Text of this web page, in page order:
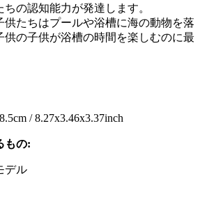
の認知能力が発達します。
供たちはプールや浴槽に海の動物を落
供の子供が浴槽の時間を楽しむのに最
/ 8.27x3.46x3.37inch
もの:
デル